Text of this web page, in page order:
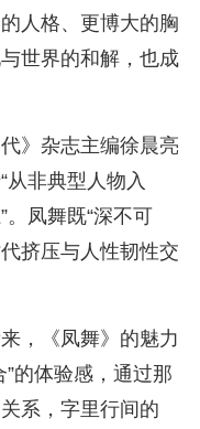
人格、更博大的胸
世界的和解，也成
》杂志主编徐晨亮
非典型人物入
凤舞既“深不可
挤压与人性韧性交
，《凤舞》的魅力
的体验感，通过那
系，字里行间的